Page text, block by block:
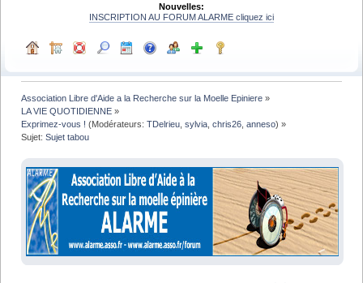
Nouvelles:
INSCRIPTION AU FORUM ALARME cliquez ici
Association Libre d'Aide a la Recherche sur la Moelle Epiniere »
LA VIE QUOTIDIENNE »
Exprimez-vous ! (Modérateurs:TDelrieu ,sylvia ,chris26 ,anneso) »
Sujet:Sujet tabou